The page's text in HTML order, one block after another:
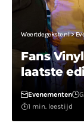
Weertdegekste.nl>
Fans
laatste
Evenementen
1 min. leestijd